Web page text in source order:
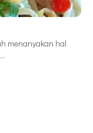
menanyakan hal